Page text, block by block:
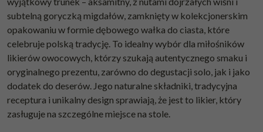
subtelną goryczką migdałów, zamknięty w kolekcjonerskim
opakowaniu w formie dębowego wałka do ciasta, które
celebruje polską tradycję. To idealny wybór dla miłośników
likierów owocowych, którzy szukają autentycznego smaku i
oryginalnego prezentu, zarówno do degustacji solo, jak i jako
dodatek do deserów. Jego naturalne składniki, tradycyjna
receptura i unikalny design sprawiają, że jest to likier, który
zasługuje na szczególne miejsce na stole.